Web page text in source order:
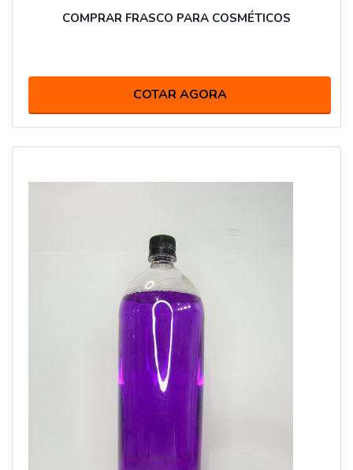
COMPRAR FRASCO PARA COSMÉTICOS
COTAR AGORA